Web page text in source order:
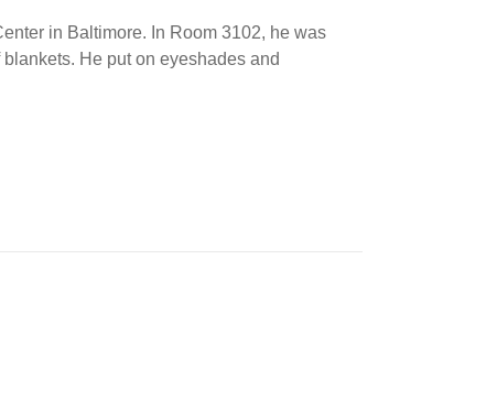
in Baltimore. In Room 3102, he was
He put on eyeshades and